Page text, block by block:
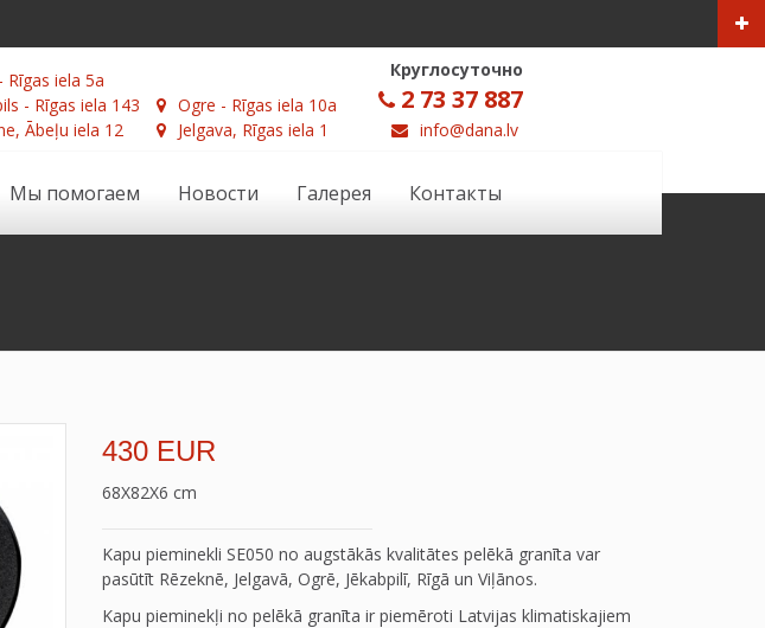
Rīgas iela 5a
- Rīgas iela 143
Ābeļu iela 12
Ogre - Rīgas iela 10a
Jelgava, Rīgas iela 1
Круглосуточно
2 73 37 887
info@dana.lv
Мы помогаем Новости Галерея Контакты
430 EUR
68X82X6 cm
Kapu pieminekli SE050 no augstākās kvalitātes pelēkā granīta var
pasūtīt Rēzeknē, Jelgavā, Ogrē, Jēkabpilī, Rīgā un Viļānos.
Kapu pieminekļi no pelēkā granīta ir piemēroti Latvijas klimatiskajiem